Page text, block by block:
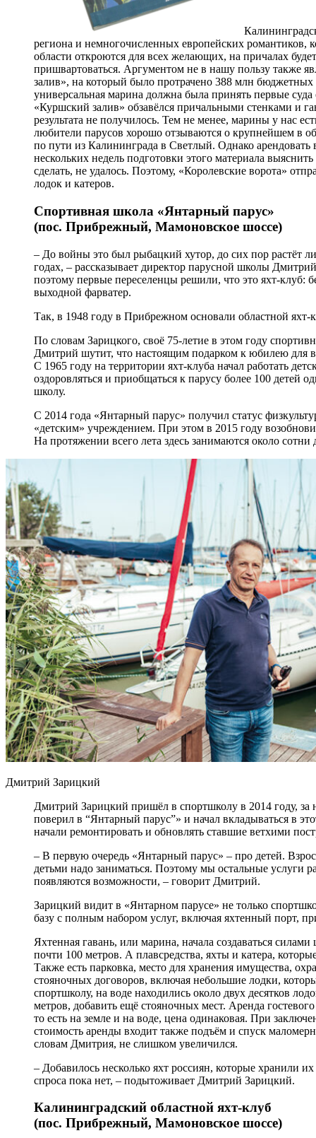
региона и немногочисленных европейских романтиков,
области откроются для всех желающих, на причалах
пришвартоваться. Аргументом не в нашу пользу также
залив», на который было протрачено 388 млн
универсальная марина должна была принять первые
«Куршский залив» обзавёлся причальными стенками и
результата не получилось. Тем не менее, марины у нас
любители парусов хорошо отзываются о крупнейшем в
по пути из Калининграда в Светлый. Однако арендовать
нескольких недель подготовки этого материала
сделать, не удалось. Поэтому, «Королевские ворота»
лодок и катеров.
Спортивная школа «Янтарный парус»
(пос. Прибрежный, Мамоновское шоссе)
– До войны это был рыбацкий хутор, до сих пор растёт
годах, – рассказывает директор парусной школы
поэтому первые переселенцы решили, что это яхт-клуб:
выходной фарватер.
Так, в 1948 году в Прибрежном основали областной яхт-
По словам Зарицкого, своё 75-летие в этом году
Дмитрий шутит, что настоящим подарком к юбилею для
С 1965 году на территории яхт-клуба начал работать
оздоровляться и приобщаться к парусу более 100 детей
школу.
С 2014 года «Янтарный парус» получил статус
«детским» учреждением. При этом в 2015 году
На протяжении всего лета здесь занимаются около сотни
Дмитрий Зарицкий
Дмитрий Зарицкий пришёл в спортшколу в 2014 году, за
поверил в “Янтарный парус”» и начал вкладываться в
начали ремонтировать и обновлять ставшие ветхими
– В первую очередь «Янтарный парус» – про детей.
детьми надо заниматься. Поэтому мы остальные услуги
появляются возможности, – говорит Дмитрий.
Зарицкий видит в «Янтарном парусе» не только
базу с полным набором услуг, включая яхтенный порт,
Яхтенная гавань, или марина, начала создаваться
почти 100 метров. А плавсредства, яхты и катера,
Также есть парковка, место для хранения имущества,
стояночных договоров, включая небольшие лодки,
спортшколу, на воде находились около двух десятков
метров, добавить ещё стояночных мест. Аренда
то есть на земле и на воде, цена одинаковая. При
стоимость аренды входит также подъём и спуск
словам Дмитрия, не слишком увеличился.
– Добавилось несколько яхт россиян, которые хранили
спроса пока нет, – подытоживает Дмитрий Зарицкий.
Калининградский областной яхт-клуб
(пос. Прибрежный, Мамоновское шоссе)